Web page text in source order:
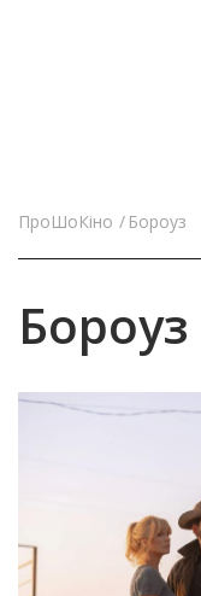
ПроШоКіно Бороуз
Бороуз